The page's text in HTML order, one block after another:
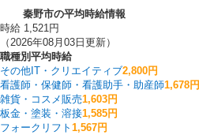
秦野市の平均時給情報
時給 1,521円
（2026年08月03日更新）
職種別平均時給
その他IT・クリエイティブ2,800円
看護師・保健師・看護助手・助産師1,678円
雑貨・コスメ販売1,603円
板金・塗装・溶接1,585円
フォークリフト 1,567円